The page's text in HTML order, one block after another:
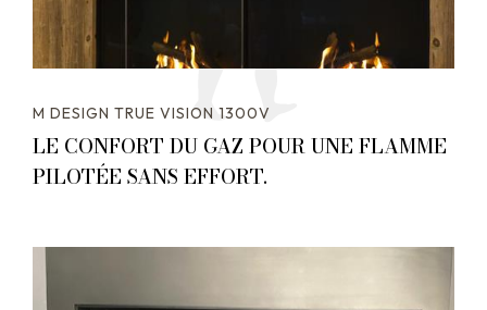
M DESIGN TRUE VISION 1300V
LE CONFORT DU GAZ POUR UNE FLAMME
PILOTÉE SANS EFFORT.